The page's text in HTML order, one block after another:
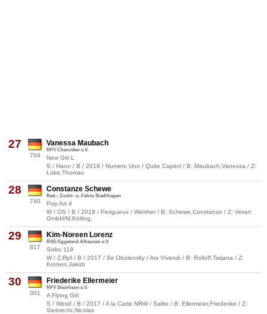
27
704
Vanessa Maubach
RFV Cherusker e.V.
New Girl L
S / Hann / B / 2018 / Numero Uno / Quite Capitol / B: Maubach,Vanessa / Z:
Lüke,Thomas
28
740
Constanze Schewe
Reit,- Zucht- u. Fahrv. Stadthagen
Pop Art 4
W / OS / B / 2018 / Perigueux / Werther / B: Schewe,Constanze / Z: Vetart
GmbH/M.Kölling,
29
817
Kim-Noreen Lorenz
RSG Eggeland Alhausen e.V.
Sisko 118
W / Z.Rpf / B / 2017 / Sir Obolensky / Ars Vivendi / B: Rolloff,Tatjana / Z:
Kronen,Jakob
30
001
Friederike Ellermeier
RFV Steinheim e.V.
A Flying Girl
S / Westf / B / 2017 / A la Carte NRW / Salito / B: Ellermeier,Friederike / Z:
Siebrecht,Nicolas